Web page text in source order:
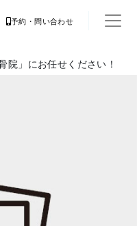
予約・問い合わせ
院」にお任せください！